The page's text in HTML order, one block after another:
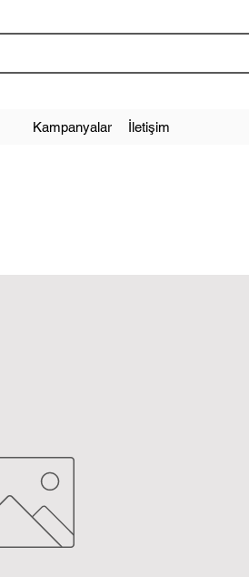
Kampanyalar İletişim